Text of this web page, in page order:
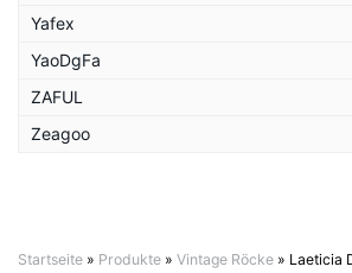
Yafex
YaoDgFa
ZAFUL
Zeagoo
Startseite » Produkte » Vintage Röcke » Laeticia